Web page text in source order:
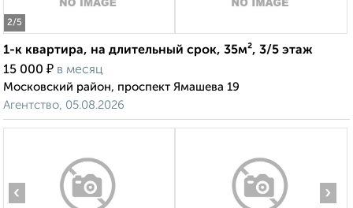
2/5
1-к квартира, на длительный срок, 35м², 3/5 этаж
15 000 ₽ в месяц
Московский район, проспект Ямашева 19
Агентство, 05.08.2026
‹ ›